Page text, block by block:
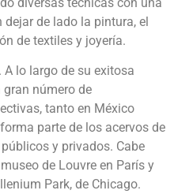
de lado la pintura, el
de textiles y joyería.
lo largo de su exitosa
número de
tanto en México
parte de los acervos de
y privados. Cabe
de Louvre en París y
Park, de Chicago.